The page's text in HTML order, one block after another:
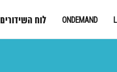
ONDEMAND לוח השידורים